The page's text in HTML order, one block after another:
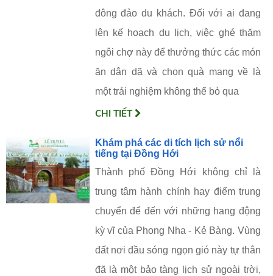
đông đảo du khách. Đối với ai đang
lên kế hoạch du lịch, việc ghé thăm
ngôi chợ này để thưởng thức các món
ăn dân dã và chọn quà mang về là
một trải nghiệm không thể bỏ qua
CHI TIẾT
Khám phá các di tích lịch sử nổi
tiếng tại Đồng Hới
Thành phố Đồng Hới không chỉ là
trung tâm hành chính hay điểm trung
chuyển để đến với những hang động
kỳ vĩ của Phong Nha - Kẻ Bàng. Vùng
đất nơi đầu sóng ngọn gió này tự thân
đã là một bảo tàng lịch sử ngoài trời,